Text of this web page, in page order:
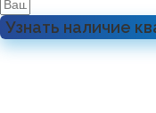
Узнать наличие